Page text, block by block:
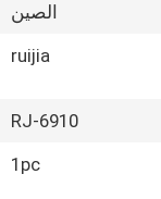
الصين
ruijia
RJ-6910
1pc